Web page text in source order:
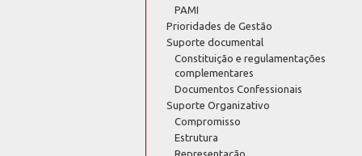
PAMI
Prioridades de Gestão
Suporte documental
Constituição e regulamentações
complementares
Documentos Confessionais
Suporte Organizativo
Compromisso
Estrutura
Representação